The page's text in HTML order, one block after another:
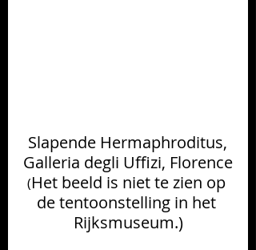
Slapende Hermaphroditus,
Galleria degli Uffizi, Florence
(Het beeld is niet te zien op
de tentoonstelling in het
Rijksmuseum.)